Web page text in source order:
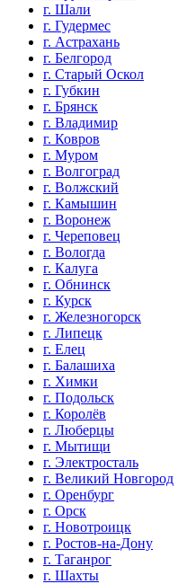
г. Шали
г. Гудермес
г. Астрахань
г. Белгород
г. Старый Оскол
г. Губкин
г. Брянск
г. Владимир
г. Ковров
г. Муром
г. Волгоград
г. Волжский
г. Камышин
г. Воронеж
г. Череповец
г. Вологда
г. Калуга
г. Обнинск
г. Курск
г. Железногорск
г. Липецк
г. Елец
г. Балашиха
г. Химки
г. Подольск
г. Королёв
г. Люберцы
г. Мытищи
г. Электросталь
г. Великий Новгород
г. Оренбург
г. Орск
г. Новотроицк
г. Ростов-на-Дону
г. Таганрог
г. Шахты